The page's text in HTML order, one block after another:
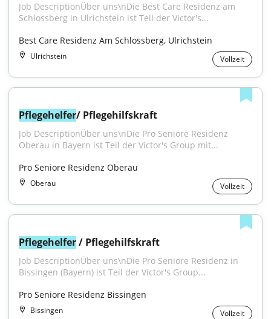
Job DescriptionÜber uns\nDie Best Care Residenz am
Schlossberg in Ulrichstein ist Teil der Victor's...
Best Care Residenz Am Schlossberg, Ulrichstein
Ulrichstein Vollzeit
Pflegehelfer/ Pflegehilfskraft
Job DescriptionÜber uns\nDie Pro Seniore Residenz
Oberau in Bayern ist Teil der Victor's Group mit...
Pro Seniore Residenz Oberau
Oberau Vollzeit
Pflegehelfer / Pflegehilfskraft
Job DescriptionÜber uns\nDie Pro Seniore Residenz in
Bissingen (Bayern) ist Teil der Victor's Group...
Pro Seniore Residenz Bissingen
Bissingen Vollzeit